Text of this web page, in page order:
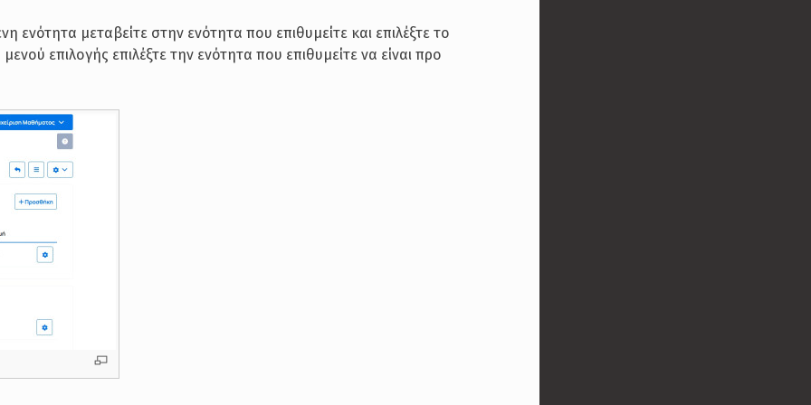
ενότητα μεταβείτε στην ενότητα που επιθυμείτε και επιλέξτε το
επιλογής επιλέξτε την ενότητα που επιθυμείτε να είναι προ